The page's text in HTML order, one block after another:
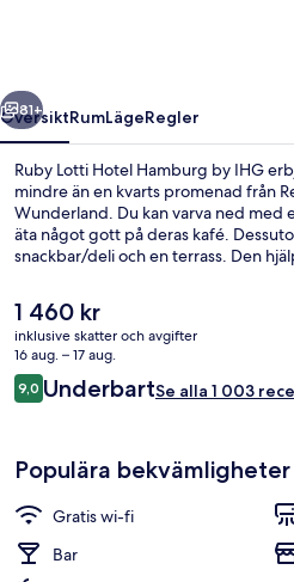
Nästa
81+
ÖversiktRumLägeRegler
Ruby Lotti Hotel Hamburg by IHG
mindre än en kvarts promenad från
Wunderland. Du kan varva ned med
äta något gott på deras kafé.
snackbar/deli och en terrass. Den
Till Stadthausbrücke S-Bahn tar det 3
Rodingsmarkt U-Bahnstation är det 5
Det
nuvarande
priset
är
1 460 kr
1 460 kr
inklusive skatter och avgifter
16 aug. – 17 aug.
Recensioner
9,09,0 av 10,
UnderbartSe alla 1 003
Populära bekvämligheter
Gratis wi-fi
Bar